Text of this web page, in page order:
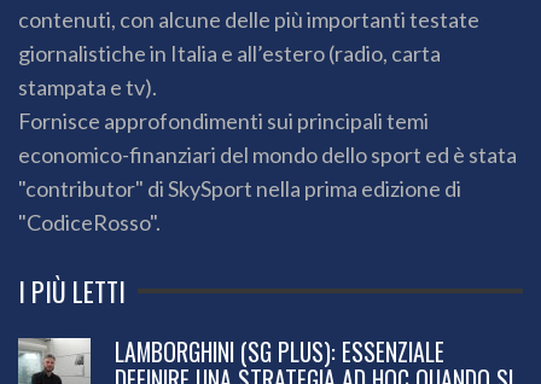
contenuti, con alcune delle più importanti testate
giornalistiche in Italia e all’estero (radio, carta
stampata e tv).
Fornisce approfondimenti sui principali temi
economico-finanziari del mondo dello sport ed è stata
"contributor" di SkySport nella prima edizione di
"CodiceRosso".
I PIÙ LETTI
LAMBORGHINI (SG PLUS): ESSENZIALE